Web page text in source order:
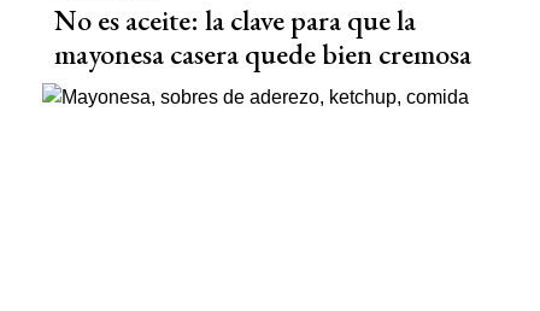
No es aceite: la clave para que la
mayonesa casera quede bien cremosa